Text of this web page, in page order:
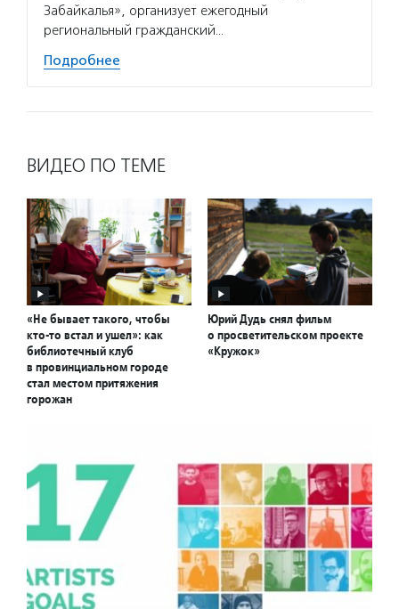
Забайкалья», организует ежегодный
региональный гражданский…
Подробнее
ВИДЕО ПО ТЕМЕ
«Не бывает такого, чтобы
кто-то встал и ушел»: как
библиотечный клуб
в провинциальном городе
стал местом притяжения
горожан
Юрий Дудь снял фильм
о просветительском проекте
«Кружок»